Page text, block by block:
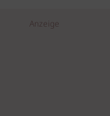
Anzeige